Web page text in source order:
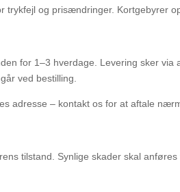
trykfejl og prisændringer. Kortgebyrer
for 1–3 hverdage. Levering sker
ved bestilling.
adresse – kontakt os for at aftale
tilstand. Synlige skader skal